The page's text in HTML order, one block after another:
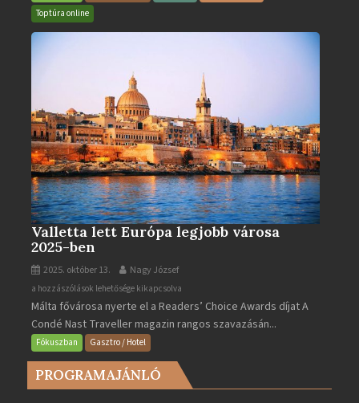
Gyógyfürdő
Toptúra online
Valletta lett Európa legjobb városa
2025-ben
2025. október 13. Nagy József
Valletta
lett
Európa
legjobb
2025-
a hozzászólások lehetősége kikapcsolva
Málta fővárosa nyerte el a Readers’ Choice Awards díjat A
Condé Nast Traveller magazin rangos szavazásán...
Fókuszban Gasztro / Hotel
PROGRAMAJÁNLÓ